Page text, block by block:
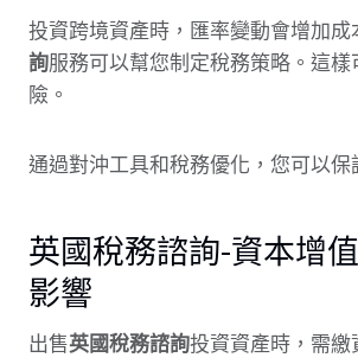
投資跨境資產時，匯率變動會增加成
詢服務可以幫您制定稅務策略。這
險。
通過對沖工具和稅務優化，您可以保
英國稅務諮詢-資本增
影響
出售英國稅務諮詢投資資產時，需繳